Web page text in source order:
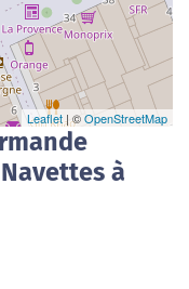
Leaflet| ©OpenStreetMap
à